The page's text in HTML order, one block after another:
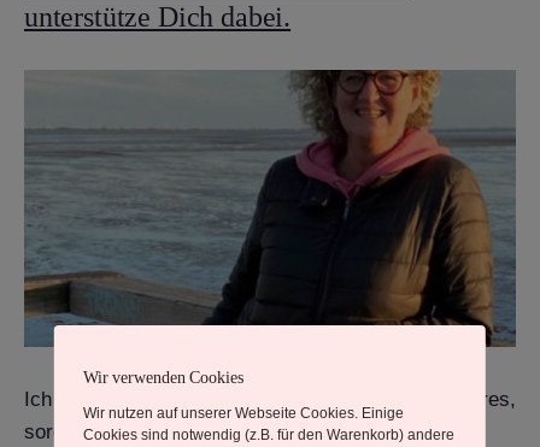
unterstütze Dich dabei.
Ich unterstütze Dich auf Deinem Weg in ein leichteres,
sorgenfreies und erfolgreicheres Leben.
Wir verwenden Cookies
Wir nutzen auf unserer Webseite Cookies. Einige
Cookies sind notwendig (z.B. für den Warenkorb) andere